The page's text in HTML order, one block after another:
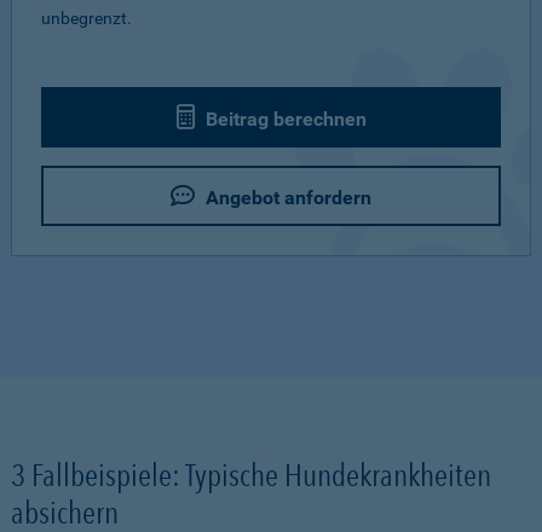
unbegrenzt.
Beitrag berechnen
Angebot anfordern
3 Fallbeispiele: Typische Hundekrankheiten
absichern